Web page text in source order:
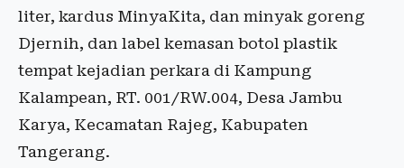
liter, kardus MinyaKita, dan minyak goreng
Djernih, dan label kemasan botol plastik
tempat kejadian perkara di Kampung
Kalampean, RT. 001/RW.004, Desa Jambu
Karya, Kecamatan Rajeg, Kabupaten
Tangerang.